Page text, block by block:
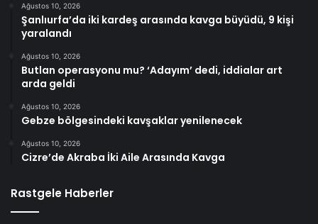
Ağustos 10, 2026
Şanlıurfa’da iki kardeş arasında kavga büyüdü, 9 kişi
yaralandı
Ağustos 10, 2026
Butlan operasyonu mu? ‘Adayım’ dedi, iddialar art
arda geldi
Ağustos 10, 2026
Gebze bölgesindeki kavşaklar yenilenecek
Ağustos 10, 2026
Cizre’de Akraba İki Aile Arasında Kavga
Rastgele Haberler